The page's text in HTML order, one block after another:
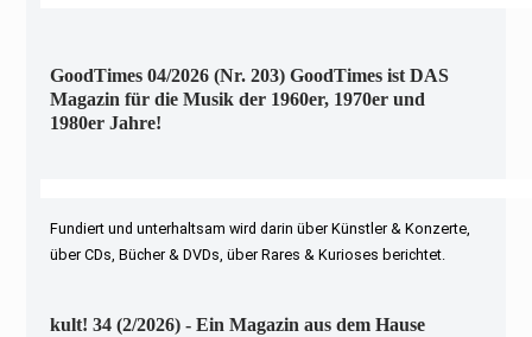
GoodTimes 04/2026 (Nr. 203) GoodTimes ist DAS
Magazin für die Musik der 1960er, 1970er und
1980er Jahre!
Fundiert und unterhaltsam wird darin über Künstler & Konzerte,
über CDs, Bücher & DVDs, über Rares & Kurioses berichtet.
kult! 34 (2/2026) - Ein Magazin aus dem Hause